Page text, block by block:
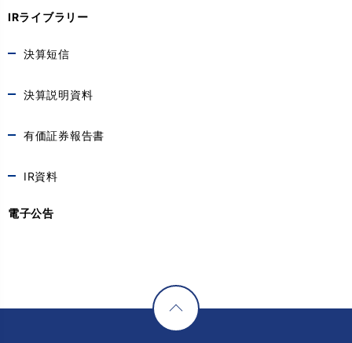
IRライブラリー
決算短信
決算説明資料
有価証券報告書
IR資料
電子公告